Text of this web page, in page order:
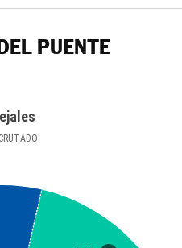
PUENTE